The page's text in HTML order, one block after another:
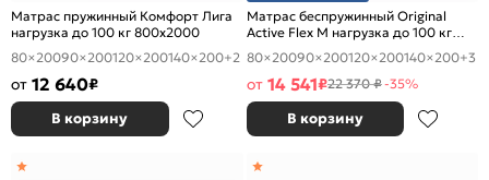
Матрас пружинный Комфорт Лига
нагрузка до 100 кг 800x2000
80×20090×200120×200140×200+2
от 12 640₽
В корзину
Матрас беспружинный Original
Active Flex M нагрузка до 100 кг
800x2000
80×20090×200120×200140×200+3
от 14 541₽22 370 ₽-35%
В корзину